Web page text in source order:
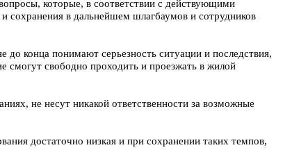
которые, в соответствии с действующими
сохранения в дальнейшем шлагбаумов и сотрудников
конца понимают серьезность ситуации и последствия,
смогут свободно проходить и проезжать в жилой
не несут никакой ответственности за возможные
достаточно низкая и при сохранении таких темпов,